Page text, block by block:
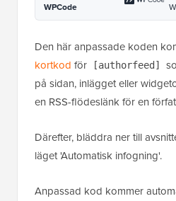
WPCode
Den här anpassade koden
kortkod för [authorfeed]
på sidan, inlägget eller
en RSS-flödeslänk för en
Därefter, bläddra ner till
läget 'Automatisk infogning'.
Anpassad kod kommer